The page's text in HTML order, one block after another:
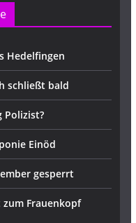
Hedelfingen
schließt bald
Polizist?
Einöd
gesperrt
Frauenkopf